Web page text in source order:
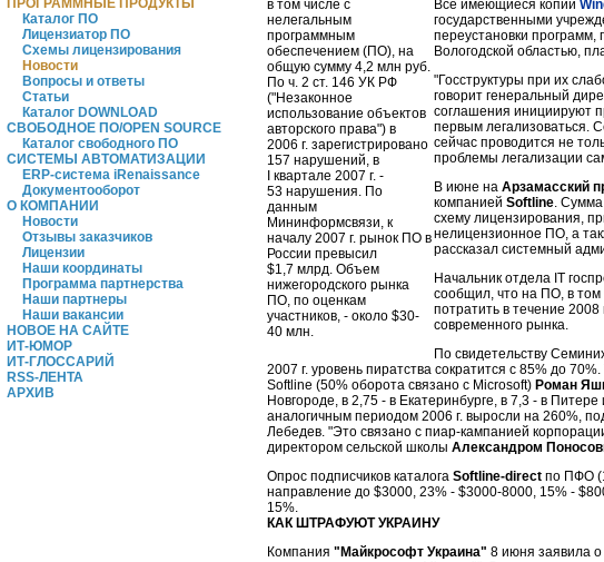
ПРОГРАММНЫЕ ПРОДУКТЫ
Каталог ПО
Лицензиатор ПО
Схемы лицензирования
Новости
Вопросы и ответы
Статьи
Каталог DOWNLOAD
СВОБОДНОЕ ПО/OPEN SOURCE
Каталог свободного ПО
СИСТЕМЫ АВТОМАТИЗАЦИИ
ERP-система iRenaissance
Документооборот
О КОМПАНИИ
Новости
Отзывы заказчиков
Лицензии
Наши координаты
Программа партнерства
Наши партнеры
Наши вакансии
НОВОЕ НА САЙТЕ
ИТ-ЮМОР
ИТ-ГЛОССАРИЙ
RSS-ЛЕНТА
АРХИВ
в том числе с
нелегальным
программным
обеспечением (ПО), на
общую сумму 4,2 млн руб.
По ч. 2 ст. 146 УК РФ
("Незаконное
использование объектов
авторского права") в
2006 г. зарегистрировано
157 нарушений, в
I квартале 2007 г. -
53 нарушения. По
данным
Мининформсвязи, к
началу 2007 г. рынок ПО в
России превысил
$1,7 млрд. Объем
нижегородского рынка
ПО, по оценкам
участников, - около $30-
40 млн.
Все имеющиеся копии
государственными
переустановки программ,
Вологодской областью,
"Госструктуры при их
говорит генеральный
соглашения инициируют
первым легализоваться.
сейчас проводится не
проблемы легализации
В июне на Арзамасский
компанией Softline .
схему лицензирования,
нелицензионное ПО, а
рассказал системный
Начальник отдела IТ
сообщил, что на ПО, в том
потратить в течение
современного рынка.
По свидетельству
2007 г. уровень пиратства сократится с 85% до
Softline (50% оборота связано с Microsoft) Роман
Новгороде, в 2,75 - в Екатеринбурге, в 7,3 - в
аналогичным периодом 2006 г. выросли на 260%,
Лебедев. "Это связано с пиар-кампанией
директором сельской школы Александром
Опрос подписчиков каталога Softline-direct по ПФО
направление до $3000, 23% - $3000-8000, 15% -
15%.
КАК ШТРАФУЮТ УКРАИНУ
Компания "Майкрософт Украина" 8 июня заявила о